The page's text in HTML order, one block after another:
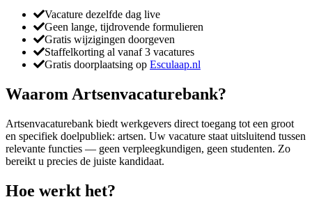
Vacature dezelfde dag live
Geen lange, tijdrovende formulieren
Gratis wijzigingen doorgeven
Staffelkorting al vanaf 3 vacatures
Gratis doorplaatsing op Esculaap.nl
Waarom Artsenvacaturebank?
Artsenvacaturebank biedt werkgevers direct toegang tot een groot
en specifiek doelpubliek: artsen. Uw vacature staat uitsluitend tussen
relevante functies — geen verpleegkundigen, geen studenten. Zo
bereikt u precies de juiste kandidaat.
Hoe werkt het?